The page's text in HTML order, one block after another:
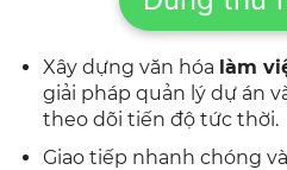
Xây dựng văn hóa làm
giải pháp quản lý dự án
theo dõi tiến độ tức thời.
Giao tiếp nhanh chóng